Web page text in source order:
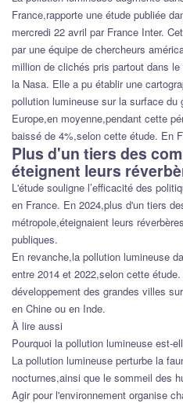
France,rapporte une étude publiée
mercredi 22 avril par France Inter.
par une équipe de chercheurs
million de clichés pris partout dans
la Nasa. Elle a pu établir une
pollution lumineuse sur la surface du
Europe,en moyenne,pendant cette
baissé de 4%,selon cette étude. En
Plus d'un tiers des
éteignent leurs
L'étude souligne l’efficacité des
en France. En 2024,plus d'un tiers
métropole,éteignaient leurs
publiques.
En revanche,la pollution lumineuse
entre 2014 et 2022,selon cette
développement des grandes villes
en Chine ou en Inde.
À lire aussi
Pourquoi la pollution lumineuse est-
La pollution lumineuse perturbe la
nocturnes,ainsi que le sommeil des
Agir pour l'environnement organise